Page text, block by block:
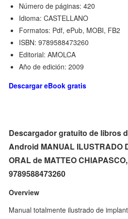
Número de páginas: 420
Idioma: CASTELLANO
Formatos: Pdf, ePub, MOBI, FB2
ISBN: 9789588473260
Editorial: AMOLCA
Año de edición: 2009
Descargar eBook gratis
Descargador gratuito de libros
Android MANUAL ILUSTRADO
ORAL de MATTEO
9789588473260
Overview
Manual totalmente ilustrado de